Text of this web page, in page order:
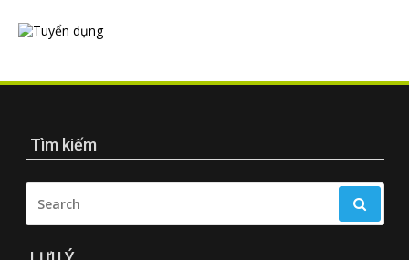
Tìm kiếm
FOR: